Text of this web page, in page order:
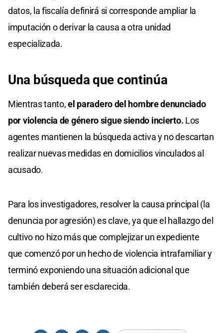
datos, la fiscalía definirá si corresponde ampliar la
imputación o derivar la causa a otra unidad
especializada.
Una búsqueda que continúa
Mientras tanto,el paradero del hombre denunciado
por violencia de género sigue siendo incierto. Los
agentes mantienen la búsqueda activa y no descartan
realizar nuevas medidas en domicilios vinculados al
acusado.
Para los investigadores, resolver la causa principal (la
denuncia por agresión) es clave, ya que el hallazgo del
cultivo no hizo más que complejizar un expediente
que comenzó por un hecho de violencia intrafamiliar y
terminó exponiendo una situación adicional que
también deberá ser esclarecida.